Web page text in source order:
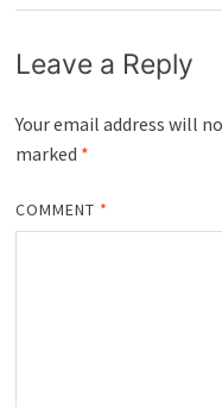
Leave a Reply
Your email address will
marked *
COMMENT *